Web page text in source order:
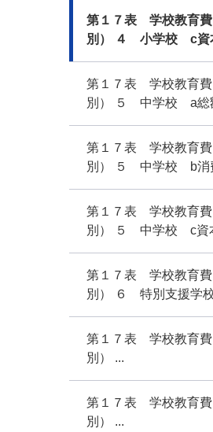
第１７表 学校教育費
別） ４ 小学校 c資
第１７表 学校教育費
別） ５ 中学校 a総
第１７表 学校教育費
別） ５ 中学校 b消
第１７表 学校教育費
別） ５ 中学校 c資
第１７表 学校教育費
別） ６ 特別支援学
第１７表 学校教育費
別） ...
第１７表 学校教育費
別） ...